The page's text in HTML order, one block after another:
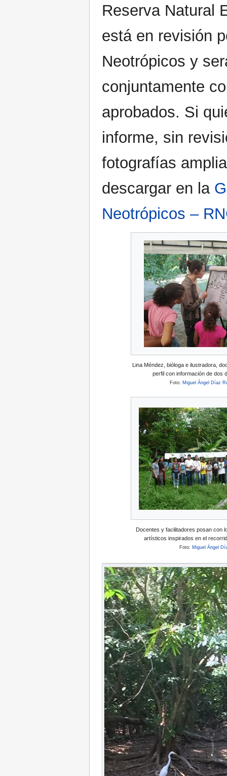
Reserva Natural
está en revisión
Neotrópicos y
conjuntamente
aprobados. Si
informe, sin
fotografías
descargar en la
Neotrópicos –
Lina Méndez, bióloga e ilustradora,
perfil con información de dos
Foto: Miguel Ángel Díaz
Docentes y facilitadores posan con
artísticos inspirados en el
Foto: Miguel Ángel